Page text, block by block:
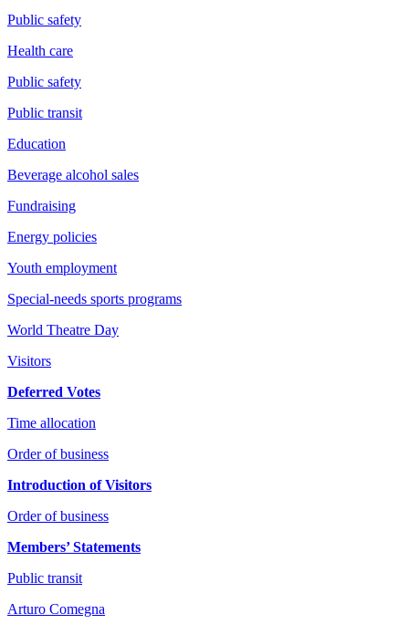
Public safety
Health care
Public safety
Public transit
Education
Beverage alcohol sales
Fundraising
Energy policies
Youth employment
Special-needs sports programs
World Theatre Day
Visitors
Deferred Votes
Time allocation
Order of business
Introduction of Visitors
Order of business
Members’ Statements
Public transit
Arturo Comegna